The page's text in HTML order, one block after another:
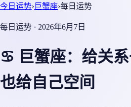
今日运势›巨蟹座›每日运势
每日运势 · 2026年6月7日
♋ 巨蟹座：给关系
也给自己空间